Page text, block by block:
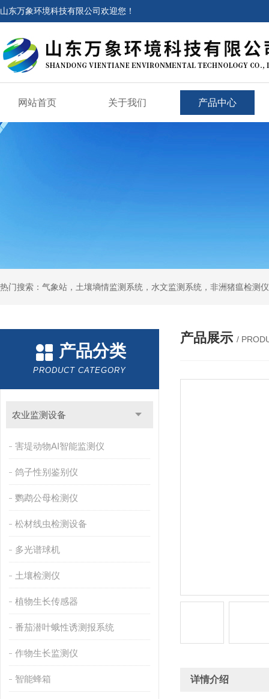
山东万象环境科技有限公司欢迎您！
网站首页 关于我们 产品中心
热门搜索：气象站，土壤墒情监测系统，水文监测系统，非洲猪瘟检测
产品分类
PRODUCT CATEGORY
农业监测设备
害堤动物AI智能监测仪
鸽子性别鉴别仪
鹦鹉公母检测仪
松材线虫检测设备
多光谱球机
土壤检测仪
植物生长传感器
番茄潜叶蛾性诱测报系统
作物生长监测仪
智能蜂箱
产品展示 /
详情介绍